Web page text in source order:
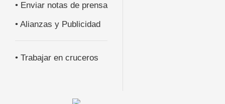
• Enviar notas de prensa
• Alianzas y Publicidad
• Trabajar en cruceros